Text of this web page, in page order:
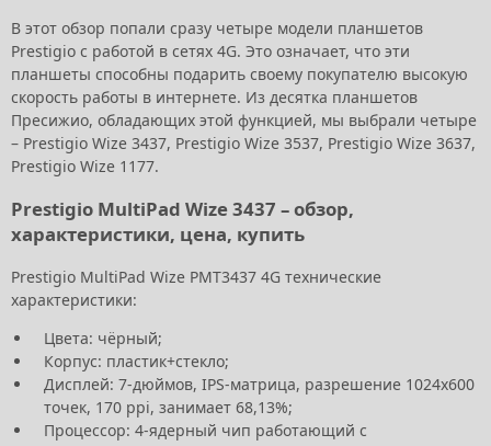
В этот обзор попали сразу четыре модели планшетов
Prestigio с работой в сетях 4G. Это означает, что эти
планшеты способны подарить своему покупателю высокую
скорость работы в интернете. Из десятка планшетов
Пресижио, обладающих этой функцией, мы выбрали четыре
– Prestigio Wize 3437, Prestigio Wize 3537, Prestigio Wize 3637,
Prestigio Wize 1177.
Prestigio MultiPad Wize 3437 – обзор,
характеристики, цена, купить
Prestigio MultiPad Wize PMT3437 4G технические
характеристики:
Цвета: чёрный;
Корпус: пластик+стекло;
Дисплей: 7-дюймов, IPS-матрица, разрешение 1024х600
точек, 170 ppi, занимает 68,13%;
Процессор: 4-ядерный чип работающий с